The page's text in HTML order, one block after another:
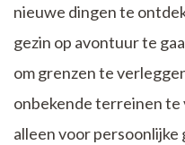
nieuwe dingen te
gezin op avontuur te
om grenzen te
onbekende terreinen
alleen voor